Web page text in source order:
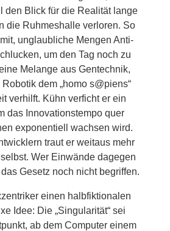
den Blick für die Realität lange
die Ruhmeshalle verloren. So
unglaubliche Mengen Anti-
um den Tag noch zu
Melange aus Gentechnik,
dem „homo s@piens“
verhilft. Kühn verficht er ein
das Innovationstempo quer
exponentiell wachsen wird.
traut er weitaus mehr
Wer Einwände dagegen
Gesetz noch nicht begriffen.
einen halbfiktionalen
Idee: Die „Singularität“ sei
ab dem Computer einem